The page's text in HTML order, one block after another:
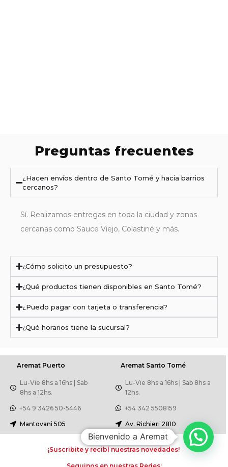
Preguntas frecuentes
¿Hacen envíos dentro de Santo Tomé y hacia barrios
cercanos?
Sí. Realizamos entregas en toda la ciudad y zonas
cercanas como Sauce Viejo, Colastiné y más.
¿Cómo solicito un presupuesto?
¿Qué productos tienen disponibles en Santo Tomé?
¿Puedo pagar con tarjeta o transferencia?
¿Qué horarios tiene la sucursal?
Aremat Santo Tomé
Lu-Vie 8hs a 16hs | Sab 8hs a
12hs.
+54 342 5508159
Av. Richieri 2810
Aremat Puerto
Lu-Vie 8hs a 16hs | Sab
8hs a 12hs.
+54 9 3426 50-5446
Mantovani 505
¡Suscribite y recibí nuestras novedades!
Bienvenido a Aremat